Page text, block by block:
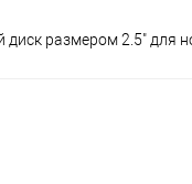
диск размером 2.5" для